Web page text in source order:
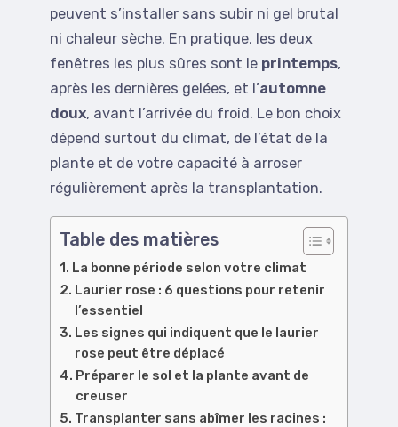
peuvent s’installer sans subir ni gel brutal
ni chaleur sèche. En pratique, les deux
fenêtres les plus sûres sont le printemps,
après les dernières gelées, et l’automne
doux, avant l’arrivée du froid. Le bon choix
dépend surtout du climat, de l’état de la
plante et de votre capacité à arroser
régulièrement après la transplantation.
Table des matières
La bonne période selon votre climat
Laurier rose : 6 questions pour retenir
l’essentiel
Les signes qui indiquent que le laurier
rose peut être déplacé
Préparer le sol et la plante avant de
creuser
Transplanter sans abîmer les racines :